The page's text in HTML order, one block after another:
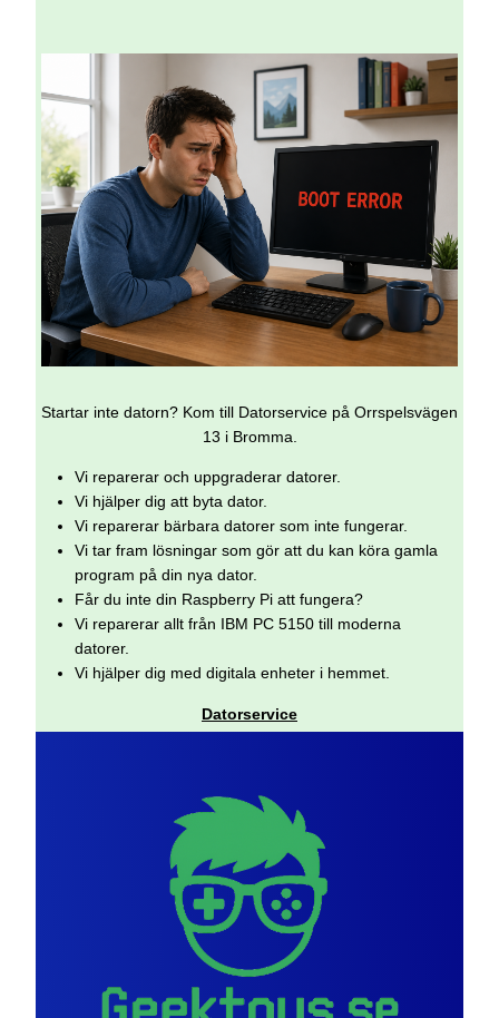
Startar inte datorn? Kom till Datorservice på Orrspelsvägen
13 i Bromma.
Vi reparerar och uppgraderar datorer.
Vi hjälper dig att byta dator.
Vi reparerar bärbara datorer som inte fungerar.
Vi tar fram lösningar som gör att du kan köra gamla
program på din nya dator.
Får du inte din Raspberry Pi att fungera?
Vi reparerar allt från IBM PC 5150 till moderna
datorer.
Vi hjälper dig med digitala enheter i hemmet.
Datorservice